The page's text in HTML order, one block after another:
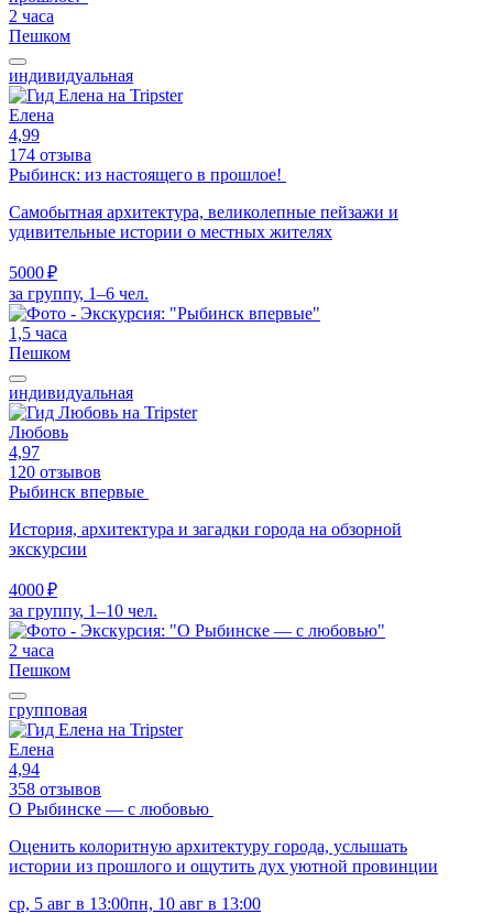
2 часа
Пешком
индивидуальная
Елена
4,99
174 отзыва
Рыбинск: из настоящего в прошлое!
Самобытная архитектура, великолепные пейзажи и
удивительные истории о местных жителях
5000 ₽
за группу, 1–6 чел.
1,5 часа
Пешком
индивидуальная
Любовь
4,97
120 отзывов
Рыбинск впервые
История, архитектура и загадки города на обзорной
экскурсии
4000 ₽
за группу, 1–10 чел.
2 часа
Пешком
групповая
Елена
4,94
358 отзывов
О Рыбинске — с любовью
Оценить колоритную архитектуру города, услышать
истории из прошлого и ощутить дух уютной провинции
ср, 5 авг в 13:00пн, 10 авг в 13:00